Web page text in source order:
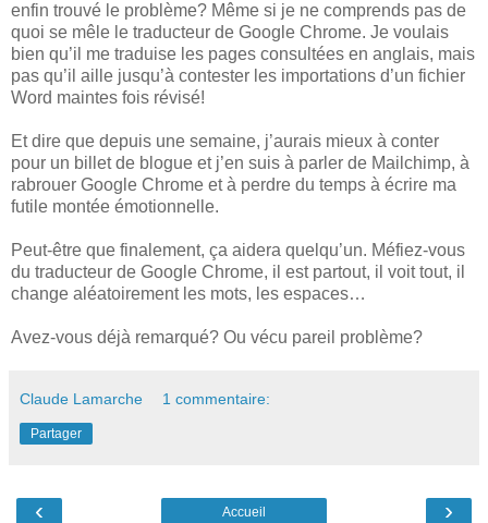
enfin trouvé le problème? Même si je ne comprends pas de
quoi se mêle le traducteur de Google Chrome. Je voulais
bien qu’il me traduise les pages consultées en anglais, mais
pas qu’il aille jusqu’à contester les importations d’un fichier
Word maintes fois révisé!
Et dire que depuis une semaine, j’aurais mieux à conter
pour un billet de blogue et j’en suis à parler de Mailchimp, à
rabrouer Google Chrome et à perdre du temps à écrire ma
futile montée émotionnelle.
Peut-être que finalement, ça aidera quelqu’un. Méfiez-vous
du traducteur de Google Chrome, il est partout, il voit tout, il
change aléatoirement les mots, les espaces…
Avez-vous déjà remarqué? Ou vécu pareil problème?
Claude Lamarche 1 commentaire:
Partager
‹ ›
Accueil